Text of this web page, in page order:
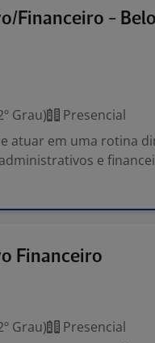
Financeiro - Belo
Grau)
Presencial
atuar em uma rotina
e
Financeiro
Grau)
Presencial